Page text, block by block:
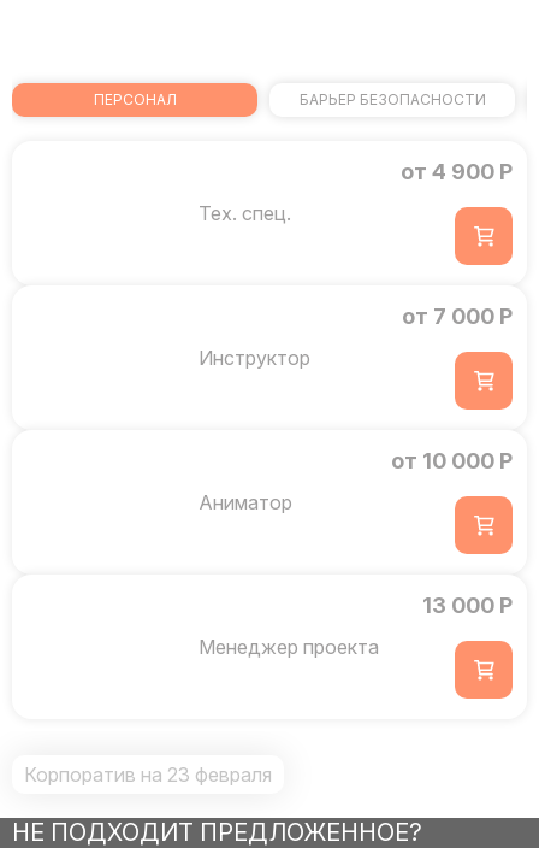
ПЕРСОНАЛ БАРЬЕР БЕЗОПАСНОСТИ
Тех. спец.
от 4 900 Р
Инструктор
от 7 000 Р
Аниматор
от 10 000 Р
Менеджер проекта
13 000 Р
Корпоратив на 23 февраля
НЕ ПОДХОДИТ ПРЕДЛОЖЕННОЕ?